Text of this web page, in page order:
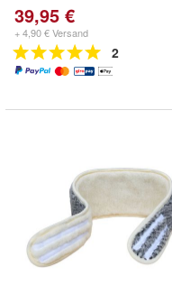
39,95 €
+ 4,90 € Versand
2